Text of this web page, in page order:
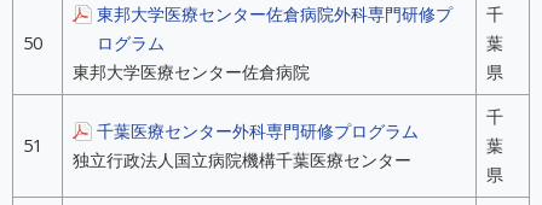
50
東邦大学医療センター佐倉病院外科専門研修プ
ログラム
東邦大学医療センター佐倉病院
千
葉
県
51
千葉医療センター外科専門研修プログラム
独立行政法人国立病院機構千葉医療センター
千
葉
県